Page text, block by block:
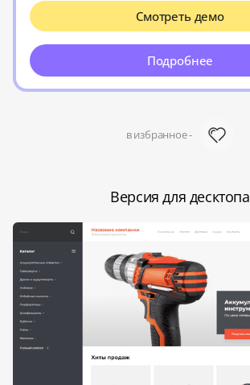
в избранное -
Смотреть демо
Подробнее
Версия для десктопа